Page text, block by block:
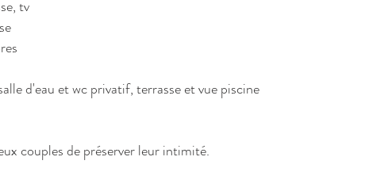
tv
d'eau et wc privatif, terrasse et vue piscine
couples de préserver leur intimité.